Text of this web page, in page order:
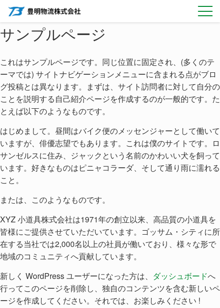
Skip
content
サンプルページ
これはサンプルページです。同じ位置に固定され、(多くのテ
ーマでは) サイトナビゲーションメニューに含まれる点がブロ
グ投稿とは異なります。まずは、サイト訪問者に対して自分の
ことを説明する自己紹介ページを作成するのが一般的です。た
とえば以下のようなものです。
はじめまして。昼間はバイク便のメッセンジャーとして働いて
いますが、俳優志望でもあります。これは僕のサイトです。ロ
サンゼルスに住み、ジャックという名前のかわいい犬を飼って
います。好きなものはピニャコラーダ、そして通り雨に濡れる
こと。
または、このようなものです。
XYZ 小道具株式会社は1971年の創立以来、高品質の小道具を
皆様にご提供させていただいています。ゴッサム・シティに所
在する当社では2,000名以上の社員が働いており、様々な形で
地域のコミュニティへ貢献しています。
新しく WordPress ユーザーになった方は、 ダッシュボードへ
行ってこのページを削除し、独自のコンテンツを含む新しいペ
ージを作成してください。それでは、お楽しみください !